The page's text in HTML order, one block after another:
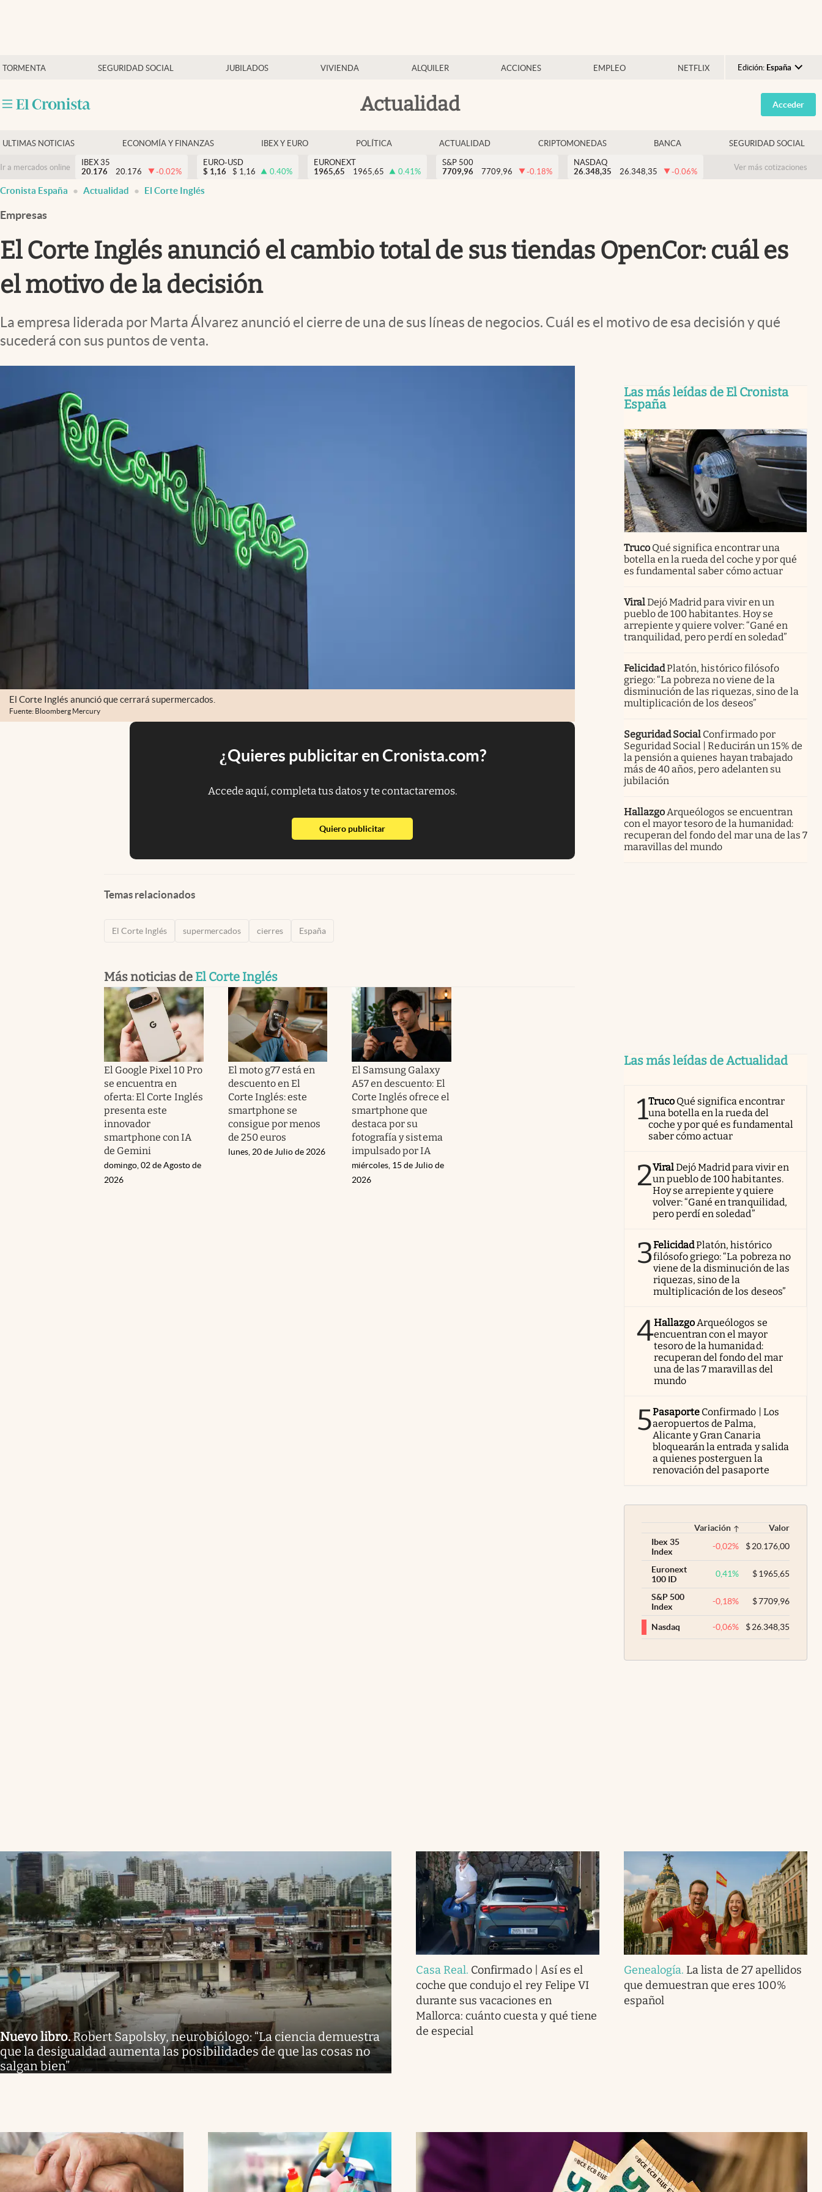
TORMENTA SEGURIDAD SOCIAL JUBILADOS VIVIENDA ALQUILER ACCIONES EMPLEO NETFLIX Edición: España
Argentina
España
USA
Colombia
Actualidad
Economía y finanzas
Criptomonedas
Acceder
ULTIMAS NOTICIAS ECONOMÍA Y FINANZAS IBEX Y EURO POLÍTICA ACTUALIDAD CRIPTOMONEDAS BANCA SEGURIDAD SOCIAL
Ir a mercados online
IBEX 35
20.176
20.176 -0.02%
EURO-USD
$ 1,16 $ 1,16 0.40%
EURONEXT
1965,65
1965,65 0.41%
S&P 500
7709,96
7709,96 -0.18%
NASDAQ
26.348,35
26.348,35 -0.06% Ver más cotizaciones
Cronista España Actualidad El Corte Inglés
Empresas
El Corte Inglés anunció el cambio total de sus tiendas OpenCor: cuál es
el motivo de la decisión
La empresa liderada por Marta Álvarez anunció el cierre de una de sus líneas de negocios. Cuál es el motivo de esa decisión y qué
sucederá con sus puntos de venta.
El Corte Inglés anunció que cerrará supermercados.
Fuente: Bloomberg Mercury
¿Quieres publicitar en Cronista.com?
Accede aquí, completa tus datos y te contactaremos.
Quiero publicitarabre en nueva pestaña
Temas relacionados
El Corte Inglés supermercados cierres España
Más noticias de El Corte Inglés
El Google Pixel 10 Pro
se encuentra en
oferta: El Corte Inglés
presenta este
innovador
smartphone con IA
de Gemini
domingo, 02 de Agosto de
2026
El moto g77 está en
descuento en El
Corte Inglés: este
smartphone se
consigue por menos
de 250 euros
lunes, 20 de Julio de 2026
El Samsung Galaxy
A57 en descuento: El
Corte Inglés ofrece el
smartphone que
destaca por su
fotografía y sistema
impulsado por IA
miércoles, 15 de Julio de
2026
Las más leídas de El Cronista
España
Truco Qué significa encontrar una
botella en la rueda del coche y por qué
es fundamental saber cómo actuar
ViralDejó Madrid para vivir en un
pueblo de 100 habitantes. Hoy se
arrepiente y quiere volver: “Gané en
tranquilidad, pero perdí en soledad”
FelicidadPlatón, histórico filósofo
griego: “La pobreza no viene de la
disminución de las riquezas, sino de la
multiplicación de los deseos”
Seguridad Social Confirmado por
Seguridad Social | Reducirán un 15% de
la pensión a quienes hayan trabajado
más de 40 años, pero adelanten su
jubilación
HallazgoArqueólogos se encuentran
con el mayor tesoro de la humanidad:
recuperan del fondo del mar una de las 7
maravillas del mundo
Las más leídas de Actualidad
1Truco Qué significa encontrar
una botella en la rueda del
coche y por qué es fundamental
saber cómo actuar
2ViralDejó Madrid para vivir en
un pueblo de 100 habitantes.
Hoy se arrepiente y quiere
volver: “Gané en tranquilidad,
pero perdí en soledad”
3FelicidadPlatón, histórico
filósofo griego: “La pobreza no
viene de la disminución de las
riquezas, sino de la
multiplicación de los deseos”
4HallazgoArqueólogos se
encuentran con el mayor
tesoro de la humanidad:
recuperan del fondo del mar
una de las 7 maravillas del
mundo
5Pasaporte Confirmado | Los
aeropuertos de Palma,
Alicante y Gran Canaria
bloquearán la entrada y salida
a quienes posterguen la
renovación del pasaporte
Variación
Valor
Ibex 35
Index
-0,02% $20.176,00
Euronext
100 ID
0,41% $1965,65
S&P 500
Index
-0,18% $7709,96
Nasdaq -0,06% $26.348,35
Nuevo libro.Robert Sapolsky, neurobiólogo: “La ciencia demuestra
que la desigualdad aumenta las posibilidades de que las cosas no
salgan bien”
Casa Real. Confirmado | Así es el
coche que condujo el rey Felipe VI
durante sus vacaciones en
Mallorca: cuánto cuesta y qué tiene
de especial
Genealogía. La lista de 27 apellidos
que demuestran que eres 100%
español